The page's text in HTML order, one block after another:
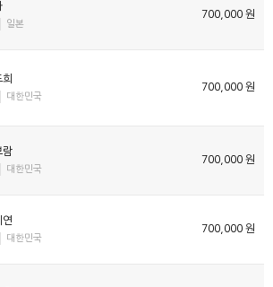
일본
700,000 원
희
대한민국
700,000 원
람
대한민국
700,000 원
연
대한민국
700,000 원